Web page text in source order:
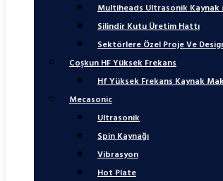
Multiheads Ultrasonik Kaynak
Silindir Kutu Üretim Hattı
Sektörlere Özel Proje Ve
Coşkun HF Yüksek Frekans
Hf Yüksek Frekans Kaynak
Mecasonic
Ultrasonik
Spin Kaynağı
Vibrasyon
Hot Plate